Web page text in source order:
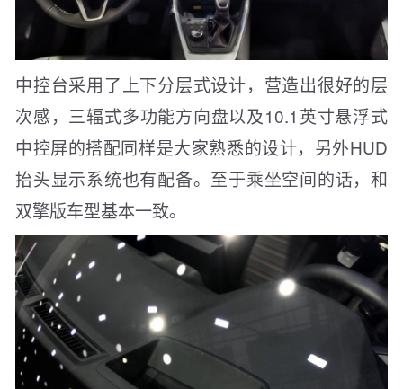
中控台采用了上下分层式设计，营造出很好的层
次感，三辐式多功能方向盘以及10.1英寸悬浮式
中控屏的搭配同样是大家熟悉的设计，另外HUD
抬头显示系统也有配备。至于乘坐空间的话，和
双擎版车型基本一致。